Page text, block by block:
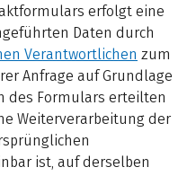
erfolgt eine
Daten durch
Verantwortlichen zum
Anfrage auf Grundlage
des Formulars erteilten
Weiterverarbeitung der
ist, auf derselben